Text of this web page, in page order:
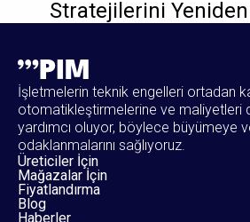
Stratejilerini
İşletmelerin teknik engelleri ortadan
otomatikleştirmelerine ve maliyetleri
yardımcı oluyor, böylece büyümeye
odaklanmalarını sağlıyoruz.
Üreticiler İçin
Mağazalar İçin
Fiyatlandırma
Blog
Haberler